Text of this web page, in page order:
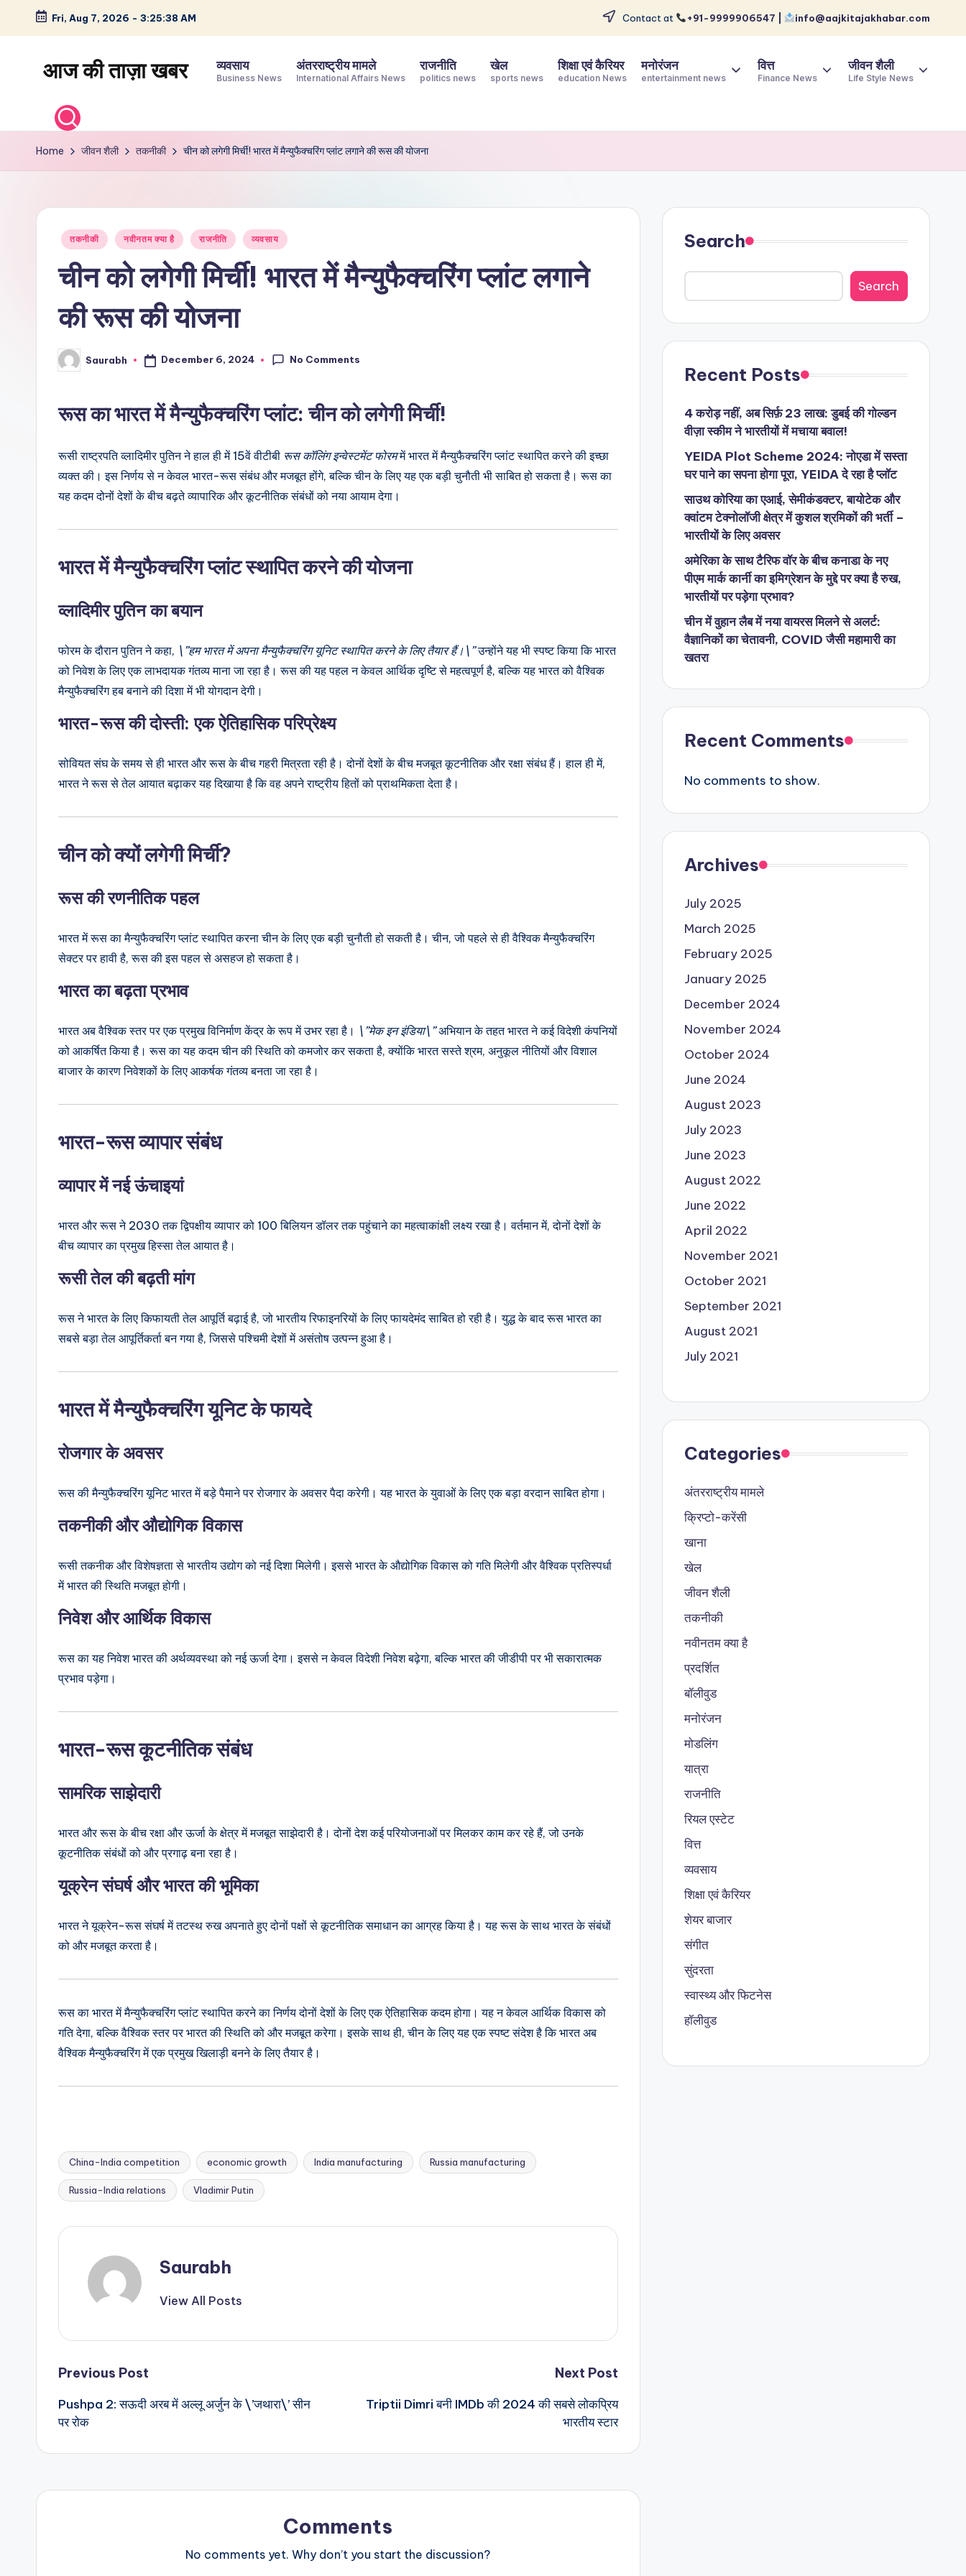
Skip
content
Fri, Aug 7, 2026 - 3:25:39 AM Contact at +91-9999906547 | info@aajkitajakhabar.com
आज की ताज़ा खबर
खेल,
व्यापार
विश्व
व्यवसाय
Business News
अंतरराष्ट्रीय मामले
International Affairs News
राजनीति
politics news
खेल
sports news
शिक्षा एवं कैरियर
education News
मनोरंजन
entertainment news
वित्त
Finance News
जीवन शैली
Life Style News
Home जीवन शैली तकनीकी चीन को लगेगी मिर्ची! भारत में मैन्‍युफैक्‍चरिंग प्लांट लगाने की रूस की योजना
Posted
तकनीकी नवीनतम क्या है राजनीति व्यवसाय
चीन को लगेगी मिर्ची! भारत में मैन्‍युफैक्‍चरिंग प्लांट लगाने
की रूस की योजना
Posted
by
Saurabh December 6, 2024 No Comments
रूस का भारत में मैन्‍युफैक्‍चरिंग प्लांट: चीन को लगेगी मिर्ची!
रूसी राष्ट्रपति व्लादिमीर पुतिन ने हाल ही में 15वें वीटीबी रूस कॉलिंग इन्वेस्टमेंट फोरममें भारत में मैन्‍युफैक्‍चरिंग प्लांट स्थापित करने की इच्छा
व्यक्त की। इस निर्णय से न केवल भारत-रूस संबंध और मजबूत होंगे, बल्कि चीन के लिए यह एक बड़ी चुनौती भी साबित हो सकता है। रूस का
यह कदम दोनों देशों के बीच बढ़ते व्यापारिक और कूटनीतिक संबंधों को नया आयाम देगा।
भारत में मैन्‍युफैक्‍चरिंग प्लांट स्थापित करने की योजना
व्लादिमीर पुतिन का बयान
फोरम के दौरान पुतिन ने कहा, \”हम भारत में अपना मैन्‍युफैक्‍चरिंग यूनिट स्थापित करने के लिए तैयार हैं।\”उन्होंने यह भी स्पष्ट किया कि भारत
को निवेश के लिए एक लाभदायक गंतव्य माना जा रहा है। रूस की यह पहल न केवल आर्थिक दृष्टि से महत्वपूर्ण है, बल्कि यह भारत को वैश्विक
मैन्युफैक्चरिंग हब बनाने की दिशा में भी योगदान देगी।
भारत-रूस की दोस्ती: एक ऐतिहासिक परिप्रेक्ष्य
सोवियत संघ के समय से ही भारत और रूस के बीच गहरी मित्रता रही है। दोनों देशों के बीच मजबूत कूटनीतिक और रक्षा संबंध हैं। हाल ही में,
भारत ने रूस से तेल आयात बढ़ाकर यह दिखाया है कि वह अपने राष्ट्रीय हितों को प्राथमिकता देता है।
चीन को क्यों लगेगी मिर्ची?
रूस की रणनीतिक पहल
भारत में रूस का मैन्‍युफैक्‍चरिंग प्लांट स्थापित करना चीन के लिए एक बड़ी चुनौती हो सकती है। चीन, जो पहले से ही वैश्विक मैन्युफैक्चरिंग
सेक्टर पर हावी है, रूस की इस पहल से असहज हो सकता है।
भारत का बढ़ता प्रभाव
भारत अब वैश्विक स्तर पर एक प्रमुख विनिर्माण केंद्र के रूप में उभर रहा है। \”मेक इन इंडिया\”अभियान के तहत भारत ने कई विदेशी कंपनियों
को आकर्षित किया है। रूस का यह कदम चीन की स्थिति को कमजोर कर सकता है, क्योंकि भारत सस्ते श्रम, अनुकूल नीतियों और विशाल
बाजार के कारण निवेशकों के लिए आकर्षक गंतव्य बनता जा रहा है।
भारत-रूस व्यापार संबंध
व्यापार में नई ऊंचाइयां
भारत और रूस ने 2030 तक द्विपक्षीय व्यापार को 100 बिलियन डॉलर तक पहुंचाने का महत्वाकांक्षी लक्ष्य रखा है। वर्तमान में, दोनों देशों के
बीच व्यापार का प्रमुख हिस्सा तेल आयात है।
रूसी तेल की बढ़ती मांग
रूस ने भारत के लिए किफायती तेल आपूर्ति बढ़ाई है, जो भारतीय रिफाइनरियों के लिए फायदेमंद साबित हो रही है। युद्ध के बाद रूस भारत का
सबसे बड़ा तेल आपूर्तिकर्ता बन गया है, जिससे पश्चिमी देशों में असंतोष उत्पन्न हुआ है।
भारत में मैन्‍युफैक्‍चरिंग यूनिट के फायदे
रोजगार के अवसर
रूस की मैन्‍युफैक्‍चरिंग यूनिट भारत में बड़े पैमाने पर रोजगार के अवसर पैदा करेगी। यह भारत के युवाओं के लिए एक बड़ा वरदान साबित होगा।
तकनीकी और औद्योगिक विकास
रूसी तकनीक और विशेषज्ञता से भारतीय उद्योग को नई दिशा मिलेगी। इससे भारत के औद्योगिक विकास को गति मिलेगी और वैश्विक प्रतिस्पर्धा
में भारत की स्थिति मजबूत होगी।
निवेश और आर्थिक विकास
रूस का यह निवेश भारत की अर्थव्यवस्था को नई ऊर्जा देगा। इससे न केवल विदेशी निवेश बढ़ेगा, बल्कि भारत की जीडीपी पर भी सकारात्मक
प्रभाव पड़ेगा।
भारत-रूस कूटनीतिक संबंध
सामरिक साझेदारी
भारत और रूस के बीच रक्षा और ऊर्जा के क्षेत्र में मजबूत साझेदारी है। दोनों देश कई परियोजनाओं पर मिलकर काम कर रहे हैं, जो उनके
कूटनीतिक संबंधों को और प्रगाढ़ बना रहा है।
यूक्रेन संघर्ष और भारत की भूमिका
भारत ने यूक्रेन-रूस संघर्ष में तटस्थ रुख अपनाते हुए दोनों पक्षों से कूटनीतिक समाधान का आग्रह किया है। यह रूस के साथ भारत के संबंधों
को और मजबूत करता है।
रूस का भारत में मैन्‍युफैक्‍चरिंग प्लांट स्थापित करने का निर्णय दोनों देशों के लिए एक ऐतिहासिक कदम होगा। यह न केवल आर्थिक विकास को
गति देगा, बल्कि वैश्विक स्तर पर भारत की स्थिति को और मजबूत करेगा। इसके साथ ही, चीन के लिए यह एक स्पष्ट संदेश है कि भारत अब
वैश्विक मैन्युफैक्चरिंग में एक प्रमुख खिलाड़ी बनने के लिए तैयार है।
Tags:
China-India competition economic growth India manufacturing Russia manufacturing
Russia-India relations Vladimir Putin
Saurabh
View All Posts
Post
navigation
Previous Post
Pushpa 2: सऊदी अरब में अल्लू अर्जुन के \’जथारा\’ सीन
पर रोक
Next Post
Triptii Dimri बनी IMDb की 2024 की सबसे लोकप्रिय
भारतीय स्टार
Comments
No comments yet. Why don’t you start the discussion?
Search
Search
Recent Posts
4 करोड़ नहीं, अब सिर्फ़ 23 लाख: डुबई की गोल्डन
वीज़ा स्कीम ने भारतीयों में मचाया बवाल!
YEIDA Plot Scheme 2024: नोएडा में सस्ता
घर पाने का सपना होगा पूरा, YEIDA दे रहा है प्लॉट
साउथ कोरिया का एआई, सेमीकंडक्टर, बायोटेक और
क्वांटम टेक्नोलॉजी क्षेत्र में कुशल श्रमिकों की भर्ती –
भारतीयों के लिए अवसर
अमेरिका के साथ टैरिफ वॉर के बीच कनाडा के नए
पीएम मार्क कार्नी का इमिग्रेशन के मुद्दे पर क्या है रुख,
भारतीयों पर पड़ेगा प्रभाव?
चीन में वुहान लैब में नया वायरस मिलने से अलर्ट:
वैज्ञानिकों का चेतावनी, COVID जैसी महामारी का
खतरा
Recent Comments
No comments to show.
Archives
July 2025
March 2025
February 2025
January 2025
December 2024
November 2024
October 2024
June 2024
August 2023
July 2023
June 2023
August 2022
June 2022
April 2022
November 2021
October 2021
September 2021
August 2021
July 2021
Categories
अंतरराष्ट्रीय मामले
क्रिप्टो-करेंसी
खाना
खेल
जीवन शैली
तकनीकी
नवीनतम क्या है
प्रदर्शित
बॉलीवुड
मनोरंजन
मोडलिंग
यात्रा
राजनीति
रियल एस्टेट
वित्त
व्यवसाय
शिक्षा एवं कैरियर
शेयर बाजार
संगीत
सुंदरता
स्वास्थ्य और फिटनेस
हॉलीवुड